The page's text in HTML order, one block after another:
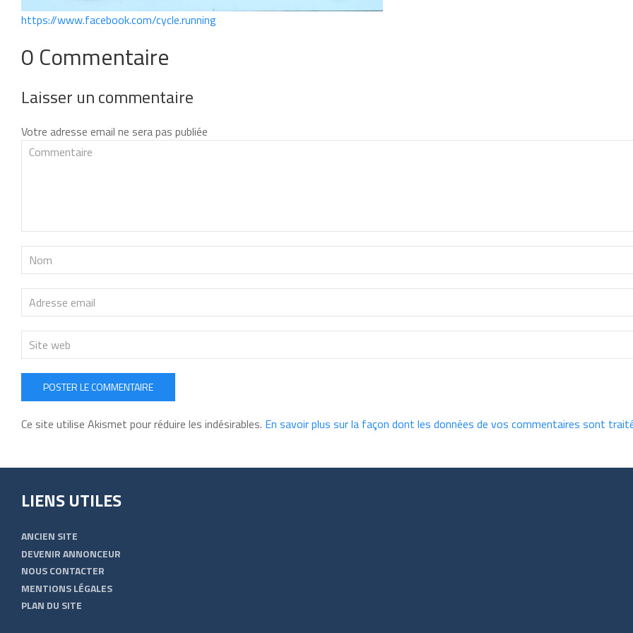
https://www.facebook.com/cycle.running
0 Commentaire
Laisser un commentaire
Votre adresse email ne sera pas publiée
POSTER LE COMMENTAIRE
Ce site utilise Akismet pour réduire les indésirables. En savoir plus sur la façon dont les données de vos commentaires sont
LIENS UTILES
ANCIEN SITE
DEVENIR ANNONCEUR
NOUS CONTACTER
MENTIONS LÉGALES
PLAN DU SITE